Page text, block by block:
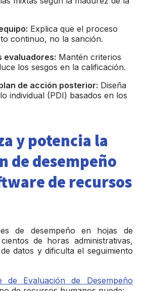
Explica que el proceso
continuo, no la sanción.
evaluadores: Mantén criterios
los sesgos en la calificación.
de acción posterior: Diseña
individual (PDI) basados en los
y potencia la
de desempeño
de recursos
de desempeño en hojas de
de horas administrativas,
datos y dificulta el seguimiento
de Evaluación de Desempeño